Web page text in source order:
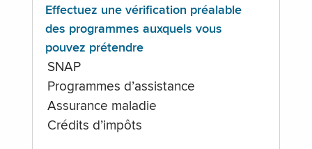
Effectuez une vérification préalable
des programmes auxquels vous
pouvez prétendre
SNAP
Programmes d’assistance
Assurance maladie
Crédits d’impôts